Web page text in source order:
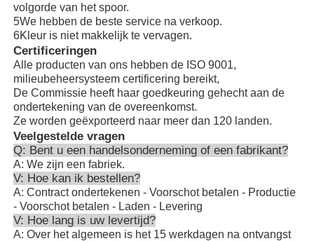
volgorde van het spoor.
5We hebben de beste service na verkoop.
6Kleur is niet makkelijk te vervagen.
Certificeringen
Alle producten van ons hebben de ISO 9001,
milieubeheersysteem certificering bereikt,
De Commissie heeft haar goedkeuring gehecht aan de
ondertekening van de overeenkomst.
Ze worden geëxporteerd naar meer dan 120 landen.
Veelgestelde vragen
Q: Bent u een handelsonderneming of een fabrikant?
A: We zijn een fabriek.
V: Hoe kan ik bestellen?
A: Contract ondertekenen - Voorschot betalen - Productie
- Voorschot betalen - Laden - Levering
V: Hoe lang is uw levertijd?
A: Over het algemeen is het 15 werkdagen na ontvangst